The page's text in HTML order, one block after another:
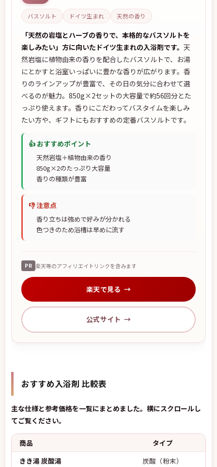
バスソルト ドイツ生まれ 天然の香り
「天然の岩塩とハーブの香りで、本格的なバスソルトを
楽しみたい」方に向いたドイツ生まれの入浴剤です。 天
然岩塩に植物由来の香りを配合したバスソルトで、お湯
にとかすと浴室いっぱいに豊かな香りが広がります。香
りのラインアップが豊富で、その日の気分に合わせて選
べるのが魅力。850g×2セットの大容量で約56回分とた
っぷり使えます。香りにこだわってバスタイムを楽しみ
たい方や、ギフトにもおすすめの定番バスソルトです。
👍 おすすめポイント
天然岩塩＋植物由来の香り
850g×2のたっぷり大容量
香りの種類が豊富
👎 注意点
香り立ちは強めで好みが分かれる
色つきのため浴槽は早めに流す
PR 楽天等のアフィリエイトリンクを含みます
楽天で見る
公式サイト
おすすめ入浴剤 比較表
主な仕様と参考価格を一覧にまとめました。横にスクロールし
てご覧ください。
商品
タイプ
きき湯 炭酸湯
炭酸（粉末）